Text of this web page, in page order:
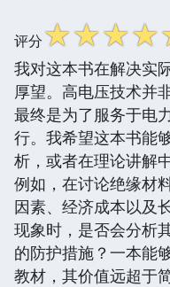
评分☆☆☆☆
我对这本书在解决实
厚望。高电压技术并
最终是为了服务于电
行。我希望这本书能
析，或者在理论讲解
例如，在讨论绝缘材
因素、经济成本以及
现象时，是否会分析
的防护措施？一本能
教材，其价值远超于